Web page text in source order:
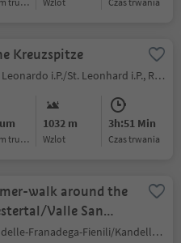
Kreuzspitze
San Leonardo i.P./St. Leonhard i.P., Ratschings/Racines, Sterzing/Vipiteno and environs
1032 m
Wzlot
3h:51 Min
czas trwania
walk around the
Valle San
valley
Gandelle-Franadega-Fienili/Kandellen-Frondeigen-Stadlern, Toblach/Dobbiaco, Dolomites Region 3 Zinnen